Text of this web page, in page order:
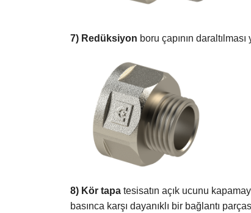
7) Redüksiyon boru çapının
8) Kör tapatesisatın açık ucunu
basınca karşı dayanıklı bir bağlantı